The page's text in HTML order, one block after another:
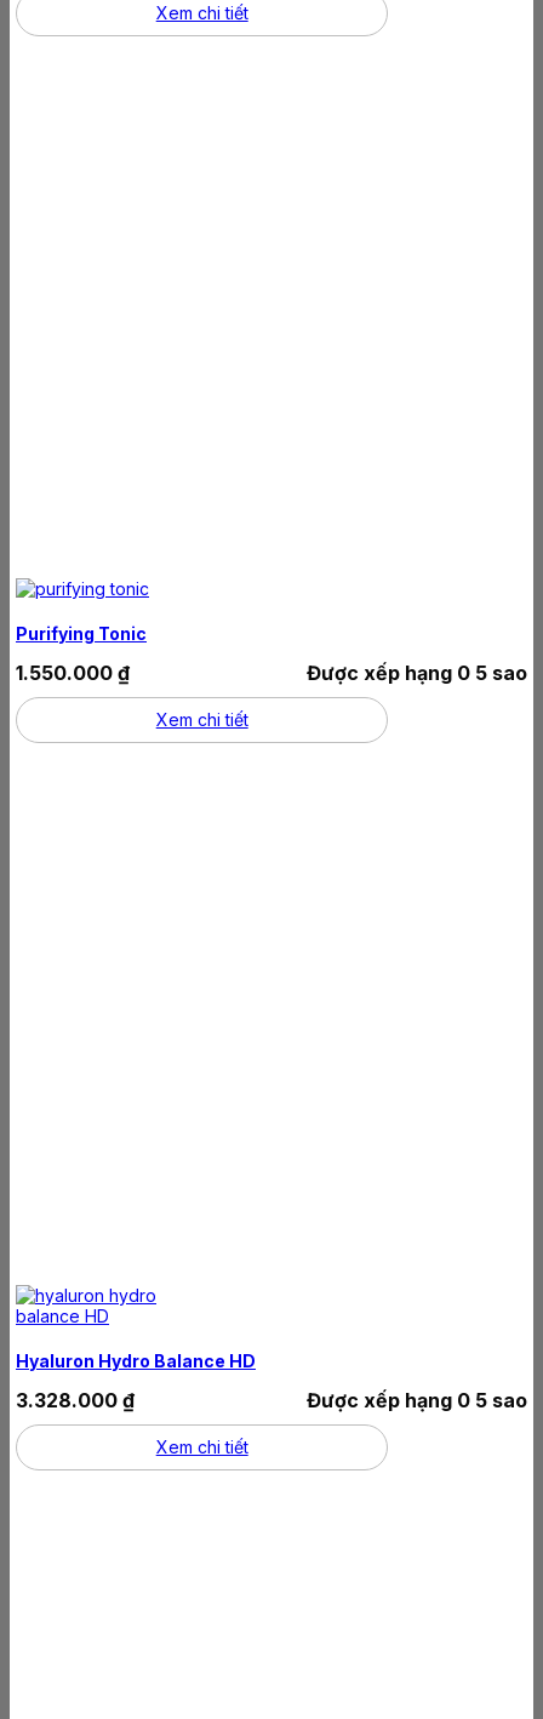
Xem chi tiết
Purifying Tonic
Được xếp hạng 0 5 sao
1.550.000 ₫
Xem chi tiết
Hyaluron Hydro Balance HD
Được xếp hạng 0 5 sao
3.328.000 ₫
Xem chi tiết